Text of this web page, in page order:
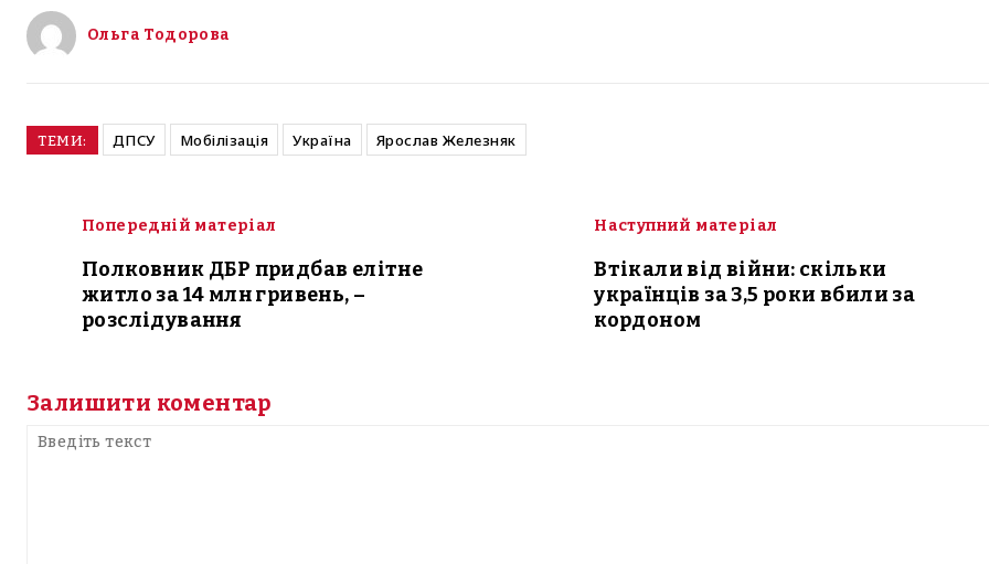
Ольга Тодорова
ТЕМИ: ДПСУ Мобілізація Україна Ярослав Железняк
Попередній матеріал
Полковник ДБР придбав елітне
житло за 14 млн гривень, –
розслідування
Наступний матеріал
Втікали від війни: скільки
українців за 3,5 роки вбили за
кордоном
Залишити коментар